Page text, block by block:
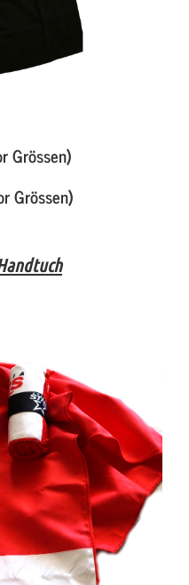
Grössen)
Grössen)